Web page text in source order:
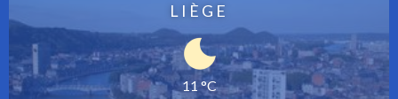
LIÈGE
11 °C